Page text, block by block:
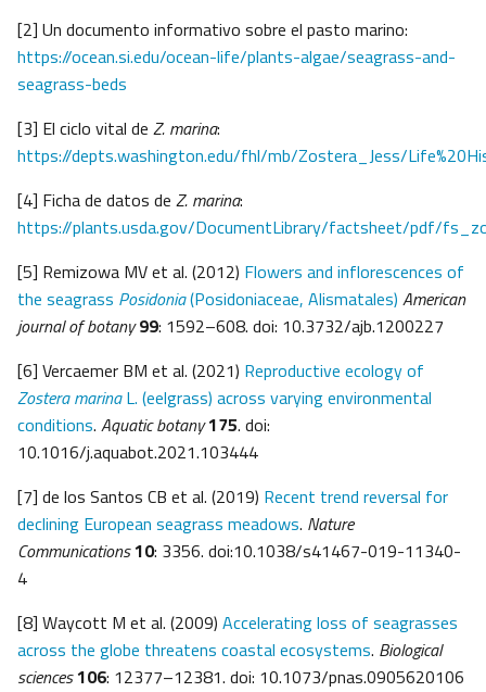
[2] Un documento informativo sobre el pasto marino:
https://ocean.si.edu/ocean-life/plants-algae/seagrass-and-
seagrass-beds
[3] El ciclo vital de Z. marina:
https://depts.washington.edu/fhl/mb/Zostera_Jess/
[4] Ficha de datos de Z. marina:
https://plants.usda.gov/DocumentLibrary/factsheet/pdf/
[5] Remizowa MV et al. (2012) Flowers and inflorescences of
the seagrass Posidonia(Posidoniaceae, Alismatales) American
journal of botany 99: 1592–608. doi: 10.3732/ajb.1200227
[6] Vercaemer BM et al. (2021) Reproductive ecology of
Zostera marinaL. (eelgrass) across varying environmental
conditions. Aquatic botany175. doi:
10.1016/j.aquabot.2021.103444
[7] de los Santos CB et al. (2019) Recent trend reversal for
declining European seagrass meadows. Nature
Communications10: 3356. doi:10.1038/s41467-019-11340-
4
[8] Waycott M et al. (2009) Accelerating loss of seagrasses
across the globe threatens coastal ecosystems. Biological
sciences106: 12377–12381. doi: 10.1073/pnas.0905620106